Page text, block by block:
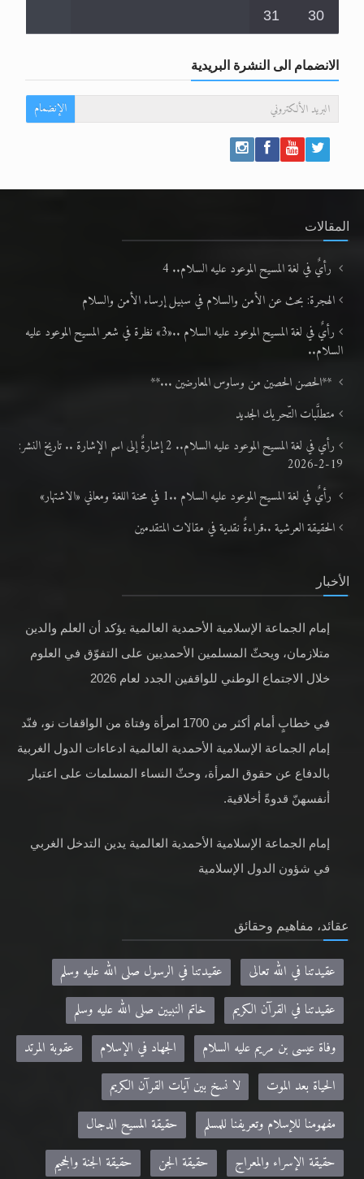
30
31
الانضمام الى النشرة البريدية
الإنضمام
المقالات
رأيٌ في لغة المسيح الموعود عليه السلام.. 4
الهجرة: بحث عن الأمن والسلام في سبيل إرساء الأمن والسلام
رأيٌ في لغة المسيح الموعود عليه السلام ..«3» نظرة في شعر المسيح الموعود عليه
السلام..
**الحصن الحصين من وساوس المعارضين ...**
متطلَّبات التّحريك الجديد
رأي في لغة المسيح الموعود عليه السلام.. 2 إشارةٌ إلى اسم الإشارة .. تاريخ النشر:
19-2-2026
رأيٌ في لغة المسيح الموعود عليه السلام ..1 في محنة اللغة ومعاني «الاشتهار»
الحقيقة العرشية ..قراءةٌ نقدية في مقالات المتقدمين
الأخبار
إمام الجماعة الإسلامية الأحمدية العالمية يؤكد أن العلم والدين
متلازمان، ويحثّ المسلمين الأحمديين على التفوّق في العلوم
خلال الاجتماع الوطني للواقفين الجدد لعام 2026
في خطابٍ أمام أكثر من 1700 امرأة وفتاة من الواقفات نو، فنّد
إمام الجماعة الإسلامية الأحمدية العالمية ادعاءات الدول الغربية
بالدفاع عن حقوق المرأة، وحثّ النساء المسلمات على اعتبار
أنفسهنّ قدوةً أخلاقية.
إمام الجماعة الإسلامية الأحمدية العالمية يدين التدخل الغربي
في شؤون الدول الإسلامية
عقائد، مفاهيم وحقائق
عقيدتنا في الله تعالى
عقيدتنا في الرسول صلى الله عليه وسلم
عقيدتنا في القرآن الكريم
خاتم النبيين صلى الله عليه وسلم
وفاة عيسى بن مريم عليه السلام
الجهاد في الإسلام
عقوبة المرتد
الحياة بعد الموت
لا نسخ بين آيات القرآن الكريم
مفهومنا للإسلام وتعريفنا للمسلم
حقيقة المسيح الدجال
حقيقة الإسراء والمعراج
حقيقة الجن حقيقة الجنة والجحيم